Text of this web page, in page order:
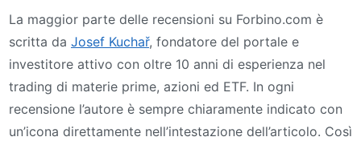
La maggior parte delle recensioni su Forbino.com è
scritta da Josef Kuchař, fondatore del portale e
investitore attivo con oltre 10 anni di esperienza nel
trading di materie prime, azioni ed ETF. In ogni
recensione l’autore è sempre chiaramente indicato con
un’icona direttamente nell’intestazione dell’articolo. Così